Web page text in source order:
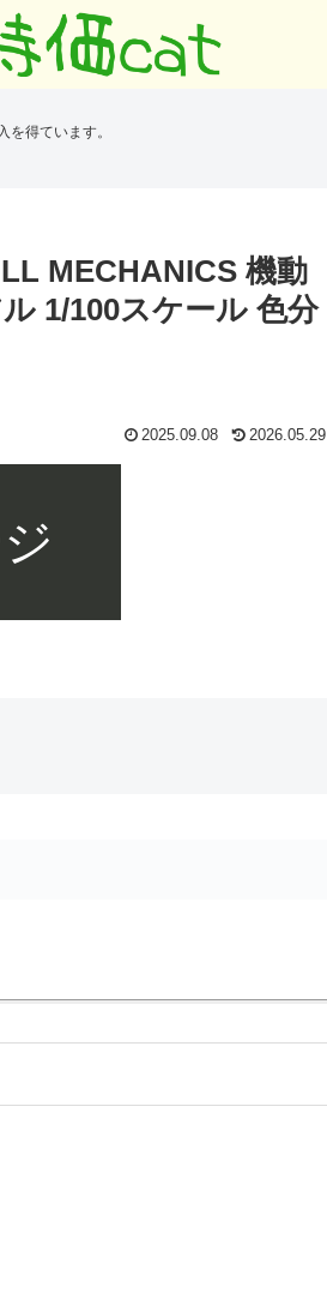
得ています。
MECHANICS 機動
1/100スケール 色分
2025.09.08 2026.05.29